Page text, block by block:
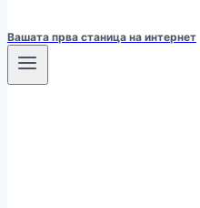
Вашата прва станица на интернет